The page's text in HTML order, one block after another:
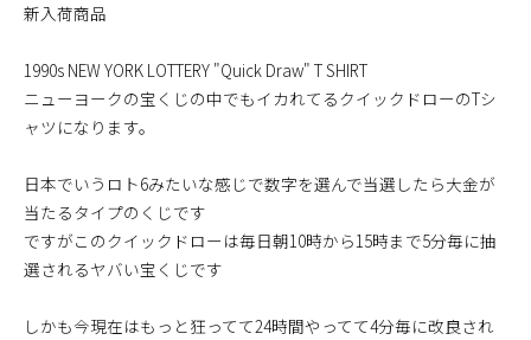
新入荷商品
1990s NEW YORK LOTTERY "Quick Draw" T SHIRT
ニューヨークの宝くじの中でもイカれてるクイックドローのTシ
ャツになります。
日本でいうロト6みたいな感じで数字を選んで当選したら大金が
当たるタイプのくじです
ですがこのクイックドローは毎日朝10時から15時まで5分毎に抽
選されるヤバい宝くじです
しかも今現在はもっと狂ってて24時間やってて4分毎に改良され